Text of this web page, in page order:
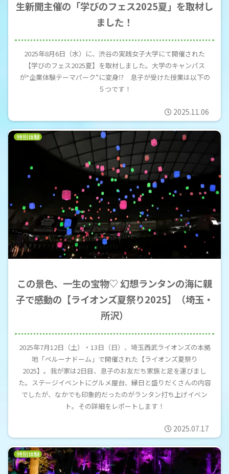
生新聞主催の「学びのフェス2025夏」を取材し
ました！
2025年8月6日（水）に、渋谷の実践女子大学にて開催された
【学びのフェス2025夏】を取材しました。大学のキャンパス
が“企業体験テーマパーク”に変身⁉ 息子が受けた授業は以下の
５つです！
2025.11.06
特別体験
この景色、一生の宝物♡ 幻想ランタンの海に親
子で感動の【ライオンズ夏祭り2025】（埼玉・
所沢）
2025年7月12日（土）・13日（日）、埼玉西武ライオンズの本拠
地「ベルーナドーム」で開催された【ライオンズ夏祭り
2025】。我が家は2日目、息子のお友だち家族と足を運びまし
た。ステージイベントにグルメ屋台、縁日と盛りだくさんの内容
でしたが、なかでも印象的だったのがランタン打ち上げイベン
ト。その詳細をレポートします！
2025.07.17
特別体験